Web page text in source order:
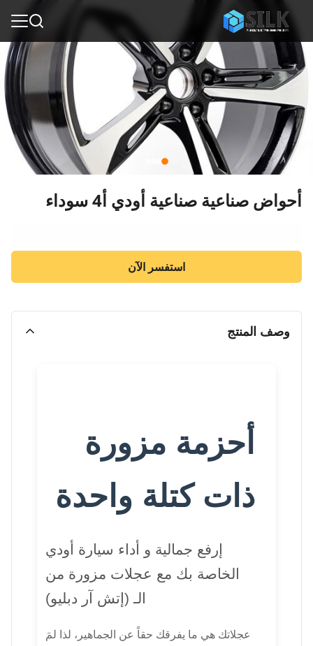
أحواض صناعية صناعية أودي أ4 سوداء
استفسر الآن
وصف المنتج
أحزمة مزورة
ذات كتلة واحدة
إرفع جمالية و أداء سيارة أودي
الخاصة بك مع عجلات مزورة من
الـ (إتش آر دبليو)
عجلاتك هي ما يفرقك حقاً عن الجماهير، لذا لمَ